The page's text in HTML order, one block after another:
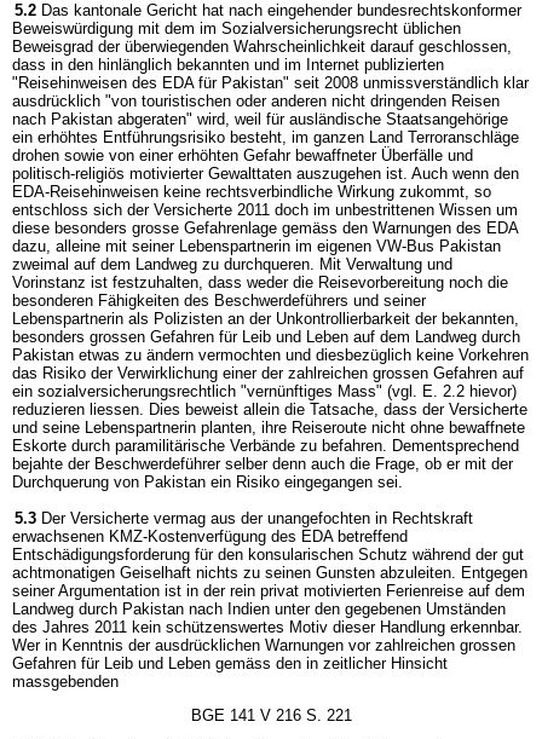
5.2 Das kantonale Gericht hat nach eingehender bundesrechtskonformer
Beweiswürdigung mit dem im Sozialversicherungsrecht üblichen
Beweisgrad der überwiegenden Wahrscheinlichkeit darauf geschlossen,
dass in den hinlänglich bekannten und im Internet publizierten
"Reisehinweisen des EDA für Pakistan" seit 2008 unmissverständlich klar
ausdrücklich "von touristischen oder anderen nicht dringenden Reisen
nach Pakistan abgeraten" wird, weil für ausländische Staatsangehörige
ein erhöhtes Entführungsrisiko besteht, im ganzen Land Terroranschläge
drohen sowie von einer erhöhten Gefahr bewaffneter Überfälle und
politisch-religiös motivierter Gewalttaten auszugehen ist. Auch wenn den
EDA-Reisehinweisen keine rechtsverbindliche Wirkung zukommt, so
entschloss sich der Versicherte 2011 doch im unbestrittenen Wissen um
diese besonders grosse Gefahrenlage gemäss den Warnungen des EDA
dazu, alleine mit seiner Lebenspartnerin im eigenen VW-Bus Pakistan
zweimal auf dem Landweg zu durchqueren. Mit Verwaltung und
Vorinstanz ist festzuhalten, dass weder die Reisevorbereitung noch die
besonderen Fähigkeiten des Beschwerdeführers und seiner
Lebenspartnerin als Polizisten an der Unkontrollierbarkeit der bekannten,
besonders grossen Gefahren für Leib und Leben auf dem Landweg durch
Pakistan etwas zu ändern vermochten und diesbezüglich keine Vorkehren
das Risiko der Verwirklichung einer der zahlreichen grossen Gefahren auf
ein sozialversicherungsrechtlich "vernünftiges Mass" (vgl. E. 2.2 hievor)
reduzieren liessen. Dies beweist allein die Tatsache, dass der Versicherte
und seine Lebenspartnerin planten, ihre Reiseroute nicht ohne bewaffnete
Eskorte durch paramilitärische Verbände zu befahren. Dementsprechend
bejahte der Beschwerdeführer selber denn auch die Frage, ob er mit der
Durchquerung von Pakistan ein Risiko eingegangen sei.
5.3 Der Versicherte vermag aus der unangefochten in Rechtskraft
erwachsenen KMZ-Kostenverfügung des EDA betreffend
Entschädigungsforderung für den konsularischen Schutz während der gut
achtmonatigen Geiselhaft nichts zu seinen Gunsten abzuleiten. Entgegen
seiner Argumentation ist in der rein privat motivierten Ferienreise auf dem
Landweg durch Pakistan nach Indien unter den gegebenen Umständen
des Jahres 2011 kein schützenswertes Motiv dieser Handlung erkennbar.
Wer in Kenntnis der ausdrücklichen Warnungen vor zahlreichen grossen
Gefahren für Leib und Leben gemäss den in zeitlicher Hinsicht
massgebenden
BGE 141 V 216 S. 221